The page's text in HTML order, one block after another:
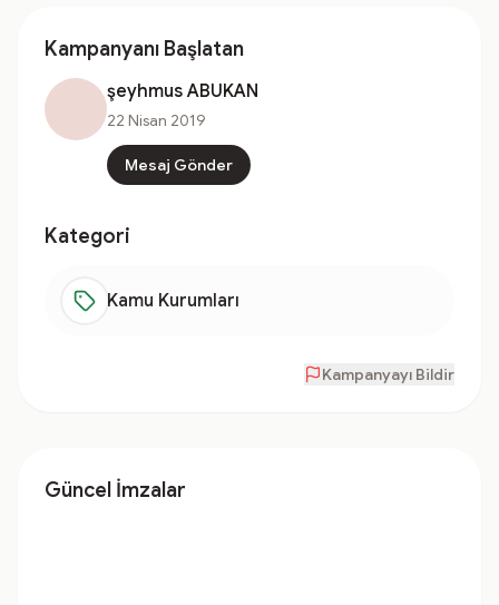
Kampanyanı Başlatan
şeyhmus ABUKAN
22 Nisan 2019
Mesaj Gönder
Kategori
Kamu Kurumları
Kampanyayı Bildir
Güncel İmzalar